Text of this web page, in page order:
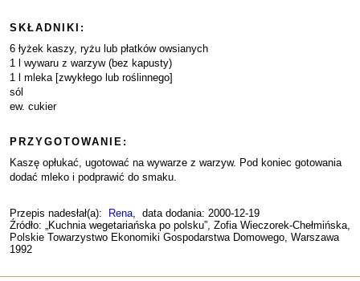
SKŁADNIKI:
6 łyżek kaszy, ryżu lub płatków owsianych
1 l wywaru z warzyw (bez kapusty)
1 l mleka [zwykłego lub roślinnego]
sól
ew. cukier
PRZYGOTOWANIE:
Kaszę opłukać, ugotować na wywarze z warzyw. Pod koniec gotowania
dodać mleko i podprawić do smaku.
Przepis nadesłał(a): Rena, data dodania: 2000-12-19
Źródło: „Kuchnia wegetariańska po polsku”, Zofia Wieczorek-Chełmińska,
Polskie Towarzystwo Ekonomiki Gospodarstwa Domowego, Warszawa
1992